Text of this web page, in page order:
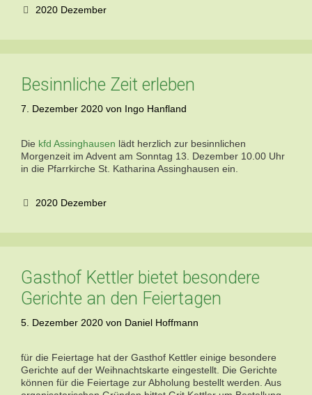
Kategorien
2020 Dezember
Besinnliche Zeit erleben
7. Dezember 2020 von Ingo Hanfland
Die kfd Assinghausen lädt herzlich zur besinnlichen
Morgenzeit im Advent am Sonntag 13. Dezember 10.00 Uhr
in die Pfarrkirche St. KatharinaAssinghausen ein.
Kategorien
2020 Dezember
Gasthof Kettler bietet besondere
Gerichte an den Feiertagen
5. Dezember 2020 von Daniel Hoffmann
für die Feiertage hat der Gasthof Kettler einige besondere
Gerichte auf der Weihnachtskarte eingestellt. Die Gerichte
können für die Feiertage zur Abholung bestellt werden. Aus